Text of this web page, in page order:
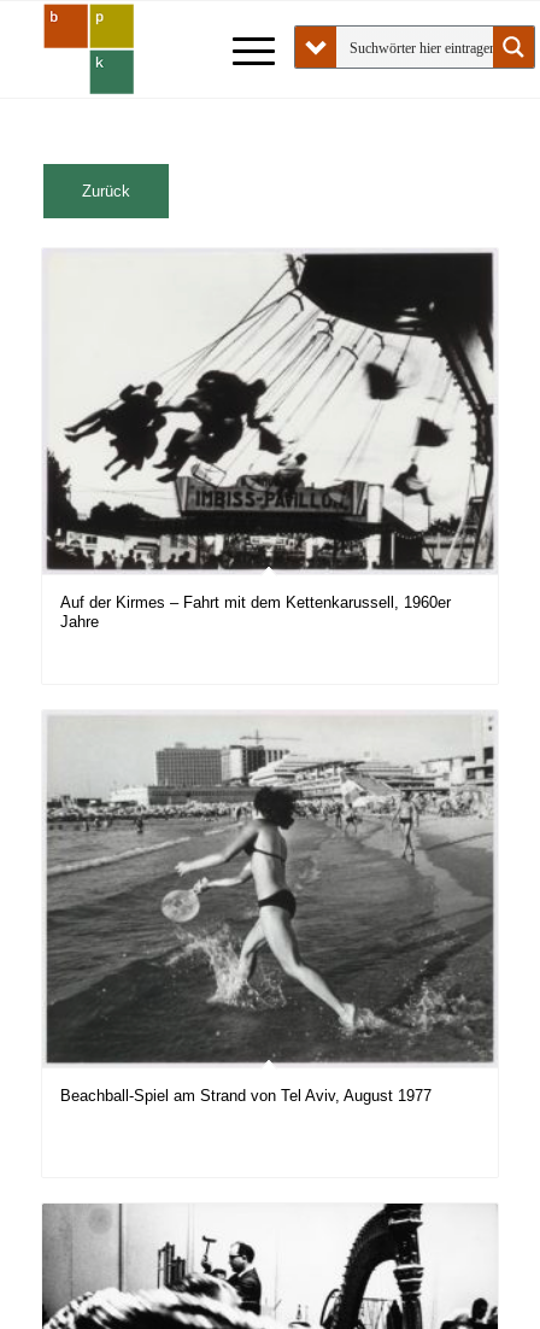
Auf der Kirmes – Fahrt mit dem Kettenkarussell, 1960er
Jahre
Beachball-Spiel am Strand von Tel Aviv, August 1977